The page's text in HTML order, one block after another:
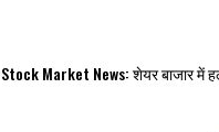
Stock Market News: शेयर बाजार में हल्की गिरावट, सेंसेक्स